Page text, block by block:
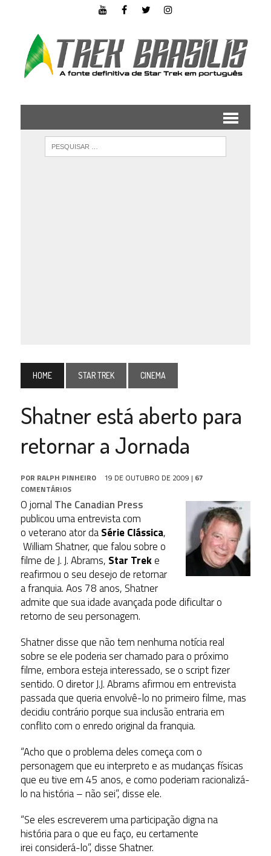
HOME STAR TREK CINEMA
Shatner está aberto para
retornar a Jornada
POR RALPH PINHEIRO 19 DE OUTUBRO DE 2009 | 67
COMENTÁRIOS
O jornal The Canadian Press
publicou uma entrevista com
o veterano ator daSérie Clássica,
William Shatner, que falou sobre o
filme de J. J. Abrams, Star Treke
reafirmou o seu desejo de retornar
a franquia. Aos 78 anos, Shatner
admite que sua idade avançada pode dificultar o
retorno de seu personagem.
Shatner disse que não tem nenhuma notícia real
sobre se ele poderia ser chamado para o próximo
filme, embora esteja interessado, se o script fizer
sentido. O diretor J.J. Abrams afirmou em entrevista
passada que queria envolvê-lo no primeiro filme, mas
decidiu contrário porque sua inclusão entraria em
conflito com o enredo original da franquia.
“Acho que o problema deles começa com o
personagem que eu interpreto e as mudanças físicas
que eu tive em 45 anos, e como poderiam racionalizá-
lo na história – não sei”, disse ele.
“Se eles escreverem uma participação digna na
história para o que eu faço, eu certamente
irei considerá-lo”, disse Shatner.